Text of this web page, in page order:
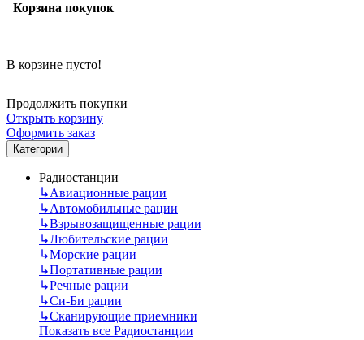
Корзина покупок
В корзине пусто!
Продолжить покупки
Открыть корзину
Оформить заказ
Категории
Радиостанции
↳Авиационные рации
↳Автомобильные рации
↳Взрывозащищенные рации
↳Любительские рации
↳Морские рации
↳Портативные рации
↳Речные рации
↳Си-Би рации
↳Сканирующие приемники
Показать все Радиостанции